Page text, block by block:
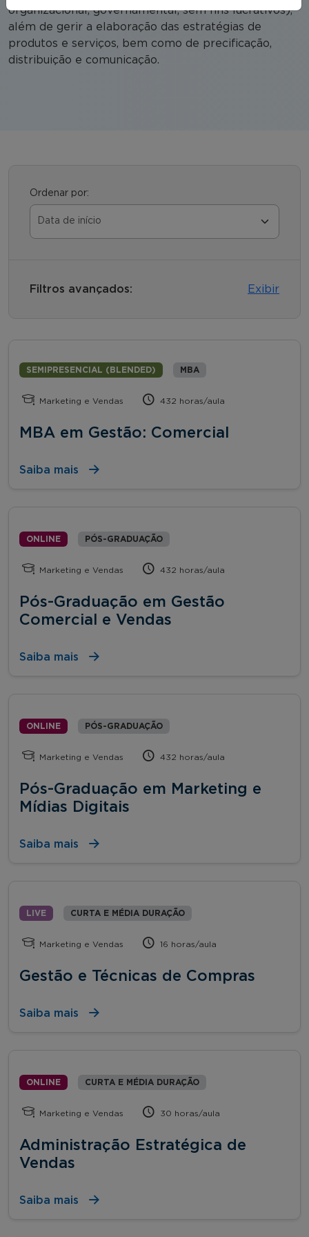
organizacional, governamental, sem fins lucrativos),
além de gerir a elaboração das estratégias de
produtos e serviços, bem como de precificação,
distribuição e comunicação.
Ordenar por:
Filtros avançados: Exibir
SEMIPRESENCIAL (BLENDED) MBA
Marketing e Vendas 432 horas/aula
MBA em Gestão: Comercial
Saiba mais
ONLINE PÓS-GRADUAÇÃO
Marketing e Vendas 432 horas/aula
Pós-Graduação em Gestão
Comercial e Vendas
Saiba mais
ONLINE PÓS-GRADUAÇÃO
Marketing e Vendas 432 horas/aula
Pós-Graduação em Marketing e
Mídias Digitais
Saiba mais
LIVE CURTA E MÉDIA DURAÇÃO
Marketing e Vendas 16 horas/aula
Gestão e Técnicas de Compras
Saiba mais
ONLINE CURTA E MÉDIA DURAÇÃO
Marketing e Vendas 30 horas/aula
Administração Estratégica de
Vendas
Saiba mais